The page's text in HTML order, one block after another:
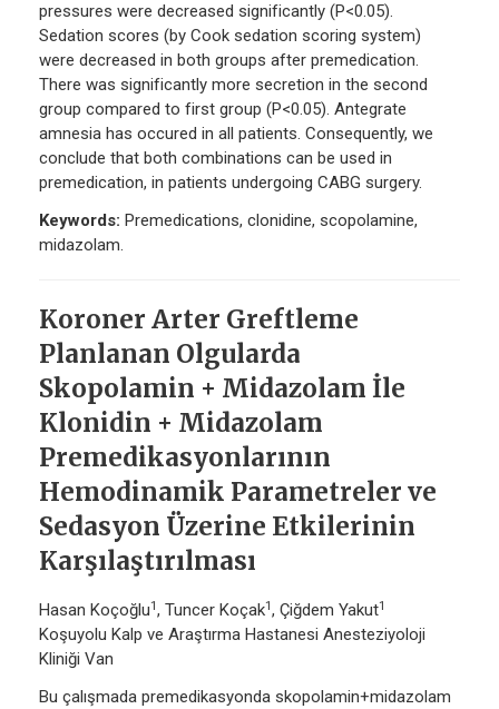
pressures were decreased significantly (P<0.05).
Sedation scores (by Cook sedation scoring system)
were decreased in both groups after premedication.
There was significantly more secretion in the second
group compared to first group (P<0.05). Antegrate
amnesia has occured in all patients. Consequently, we
conclude that both combinations can be used in
premedication, in patients undergoing CABG surgery.
Keywords: Premedications, clonidine, scopolamine,
midazolam.
Koroner Arter Greftleme
Planlanan Olgularda
Skopolamin + Midazolam İle
Klonidin + Midazolam
Premedikasyonlarının
Hemodinamik Parametreler ve
Sedasyon Üzerine Etkilerinin
Karşılaştırılması
Hasan Koçoğlu1, Tuncer Koçak1, Çiğdem Yakut1
Koşuyolu Kalp ve Araştırma Hastanesi Anesteziyoloji
Kliniği Van
Bu çalışmada premedikasyonda skopolamin+midazolam